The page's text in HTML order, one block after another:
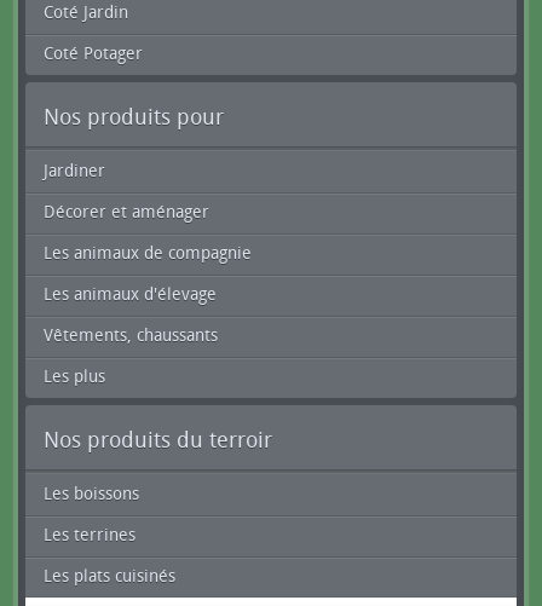
Coté Jardin
Coté Potager
Nos produits pour
Jardiner
Décorer et aménager
Les animaux de compagnie
Les animaux d'élevage
Vêtements, chaussants
Les plus
Nos produits du terroir
Les boissons
Les terrines
Les plats cuisinés